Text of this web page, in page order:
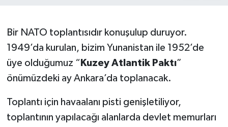
Bir NATO toplantısıdır konuşulup duruyor.
1949’da kurulan, bizim Yunanistan ile 1952’de
üye olduğumuz “ Kuzey Atlantik Paktı”
önümüzdeki ay Ankara’da toplanacak.
Toplantı için havaalanı pisti genişletiliyor,
toplantının yapılacağı alanlarda devlet memurları